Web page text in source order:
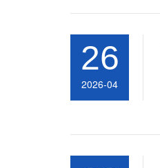
26
2026-04